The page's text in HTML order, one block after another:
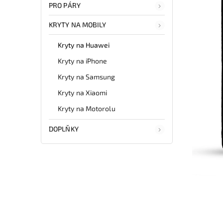
PRO PÁRY
KRYTY NA MOBILY
Kryty na Huawei
Kryty na iPhone
Kryty na Samsung
Kryty na Xiaomi
Kryty na Motorolu
DOPLŇKY